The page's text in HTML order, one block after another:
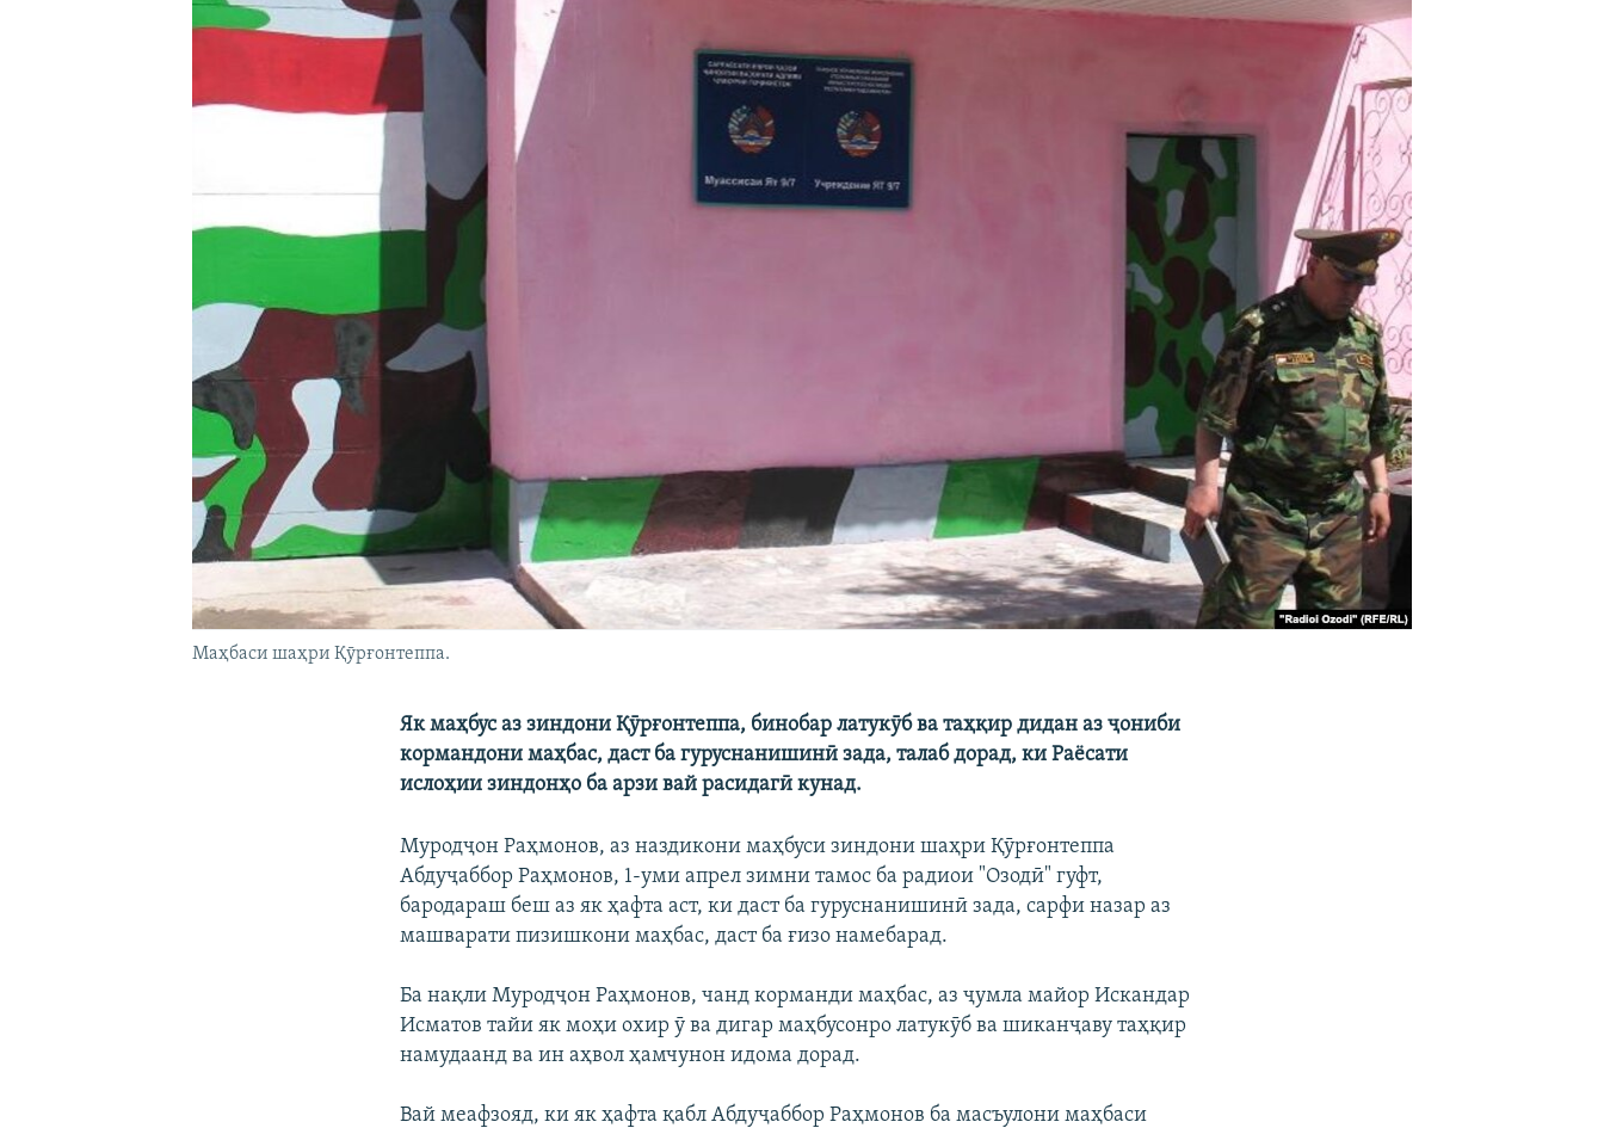
Маҳбаси шаҳри Қӯрғонтеппа.
Як маҳбус аз зиндони Қӯрғонтеппа, бинобар латукӯб ва таҳқир дидан аз ҷониби
кормандони маҳбас, даст ба гуруснанишинӣ зада, талаб дорад, ки Раёсати
ислоҳии зиндонҳо ба арзи вай расидагӣ кунад.
Муродҷон Раҳмонов, аз наздикони маҳбуси зиндони шаҳри Қӯрғонтеппа
Абдуҷаббор Раҳмонов, 1-уми апрел зимни тамос ба радиои "Озодӣ" гуфт,
бародараш беш аз як ҳафта аст, ки даст ба гуруснанишинӣ зада, сарфи назар аз
машварати пизишкони маҳбас, даст ба ғизо намебарад.
Ба нақли Муродҷон Раҳмонов, чанд корманди маҳбас, аз ҷумла майор Искандар
Исматов тайи як моҳи охир ӯ ва дигар маҳбусонро латукӯб ва шиканҷаву таҳқир
намудаанд ва ин аҳвол ҳамчунон идома дорад.
Вай меафзояд, ки як ҳафта қабл Абдуҷаббор Раҳмонов ба масъулони маҳбаси